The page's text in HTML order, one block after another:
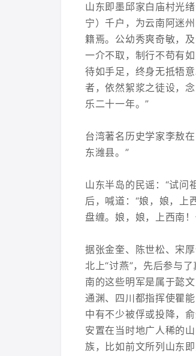
山东即墨邱家白庙村光
宁）千户，为云南阿迷
籍焉。公幼秀爽奇敏，
一介不取，制行不苟有
待如手足，终身无抵牾
者，依然絮浆之徒设，
乐二十一年。”
台湾著名历史学家李敖
东潍县。”
山东半岛的民谣：“试问
后，喊道：“娘，娘，上
盘缠。娘，娘，上西南
据张金奎、陈世松、宋
北上“讨燕”，先后参与
南的这些明军是属于懿
通渊、四川都指挥使瞿
中有不少被俘或投降，
安置在当时地广人稀的
族，比如前文所列山东